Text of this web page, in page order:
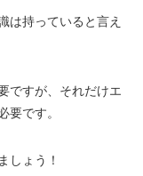
は持っていると言え
ですが、それだけエ
要です。
しょう！